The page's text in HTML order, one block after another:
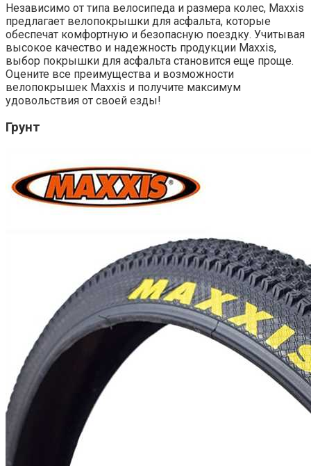
Независимо от типа велосипеда и размера колес, Maxxis
предлагает велопокрышки для асфальта, которые
обеспечат комфортную и безопасную поездку. Учитывая
высокое качество и надежность продукции Maxxis,
выбор покрышки для асфальта становится еще проще.
Оцените все преимущества и возможности
велопокрышек Maxxis и получите максимум
удовольствия от своей езды!
Грунт